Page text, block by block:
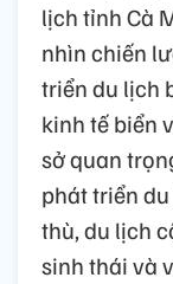
lịch tỉnh Cà
nhìn chiến
triển du lịch
kinh tế biển
sở quan
phát triển
thù, du lịch
sinh thái và